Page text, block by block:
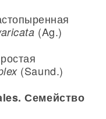
(Ag.)
(Saund.)
Семейство